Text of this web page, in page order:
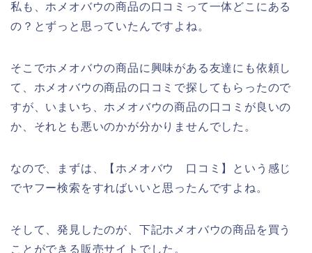
私も、ホメオバウの商品の口コミって一体どこにある
の？とずっと思っていたんですよね。
そこでホメオバウの商品に興味がある友達にも依頼し
て、ホメオバウの商品の口コミで探してもらったので
すが、いまいち、ホメオバウの商品の口コミが良いの
か、それとも悪いのかが分かりませんでした。
なので、まずは、【ホメオバウ 口コミ】という感じ
でヤフー検索をすればいいと思ったんですよね。
そして、発見したのが、下記ホメオバウの商品を買う
ことができる販売サイトでした。